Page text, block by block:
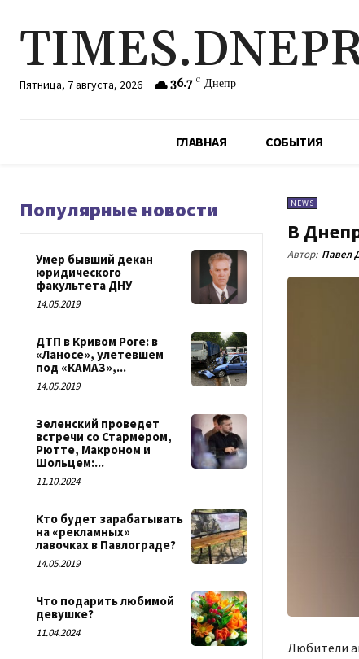
Пятница, 7 августа, 2026 36.7 C Днепр
ГЛАВНАЯ СОБЫТИЯ
Популярные новости
Умер бывший декан
юридического
факультета ДНУ
14.05.2019
ДТП в Кривом Роге: в
«Ланосе», улетевшем
под «КАМАЗ»,...
14.05.2019
Зеленский проведет
встречи со Стармером,
Рютте, Макроном и
Шольцем:...
11.10.2024
Кто будет зарабатывать
на «рекламных»
лавочках в Павлограде?
14.05.2019
Что подарить любимой
девушке?
11.04.2024
NEWS
В
Автор: Павел
Любители